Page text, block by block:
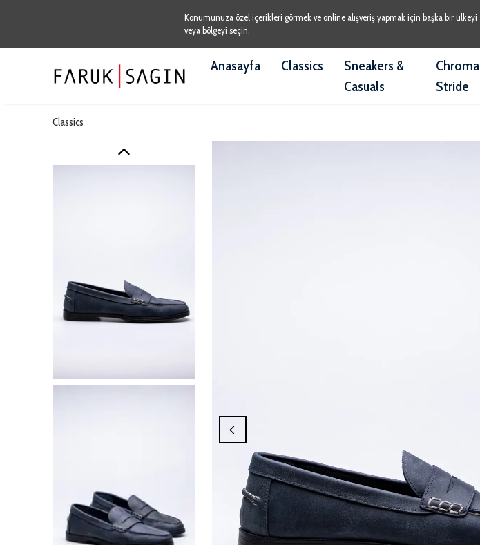
Konumunuza özel içerikleri görmek ve online alışveriş yapmak için başka bir ülkeyi
veya bölgeyi seçin.
Anasayfa Classics
Sneakers &
Casuals
Chroma
Stride
Classics